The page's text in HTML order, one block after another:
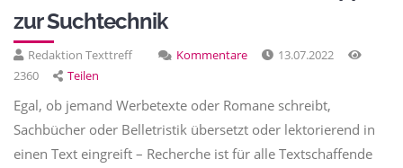
zur Suchtechnik
Redaktion Texttreff Kommentare
13.07.2022
2360
Teilen
Egal, ob jemand Werbetexte oder Romane schreibt,
Sachbücher oder Belletristik übersetzt oder lektorierend in
einen Text eingreift – Recherche ist für alle Textschaffende